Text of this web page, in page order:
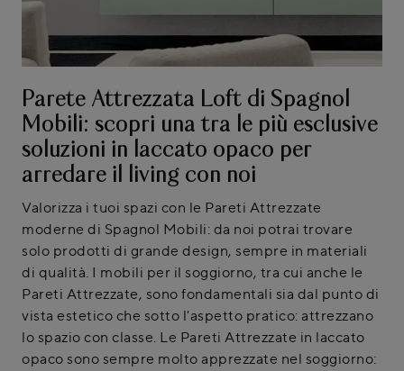
Parete Attrezzata Loft di Spagnol
Mobili: scopri una tra le più esclusive
soluzioni in laccato opaco per
arredare il living con noi
Valorizza i tuoi spazi con le Pareti Attrezzate
moderne di Spagnol Mobili: da noi potrai trovare
solo prodotti di grande design, sempre in materiali
di qualità. I mobili per il soggiorno, tra cui anche le
Pareti Attrezzate, sono fondamentali sia dal punto di
vista estetico che sotto l'aspetto pratico: attrezzano
lo spazio con classe. Le Pareti Attrezzate in laccato
opaco sono sempre molto apprezzate nel soggiorno: